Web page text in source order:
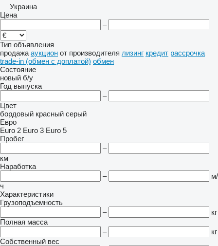
Украина
Цена
–
Тип объявления
продажа аукцион от производителя лизинг кредит рассрочка
trade-in (обмен с доплатой) обмен
Состояние
новый б/у
Год выпуска
–
Цвет
бордовый красный серый
Евро
Euro 2 Euro 3 Euro 5
Пробег
–
км
Наработка
–
м/
ч
Характеристики
Грузоподъемность
–
кг
Полная масса
–
кг
Собственный вес